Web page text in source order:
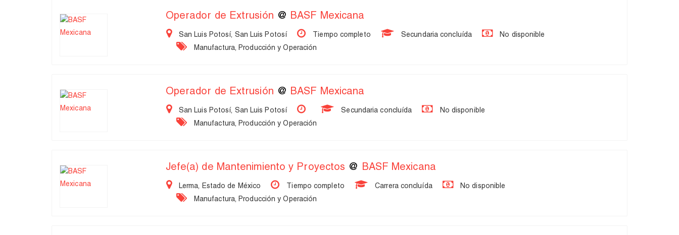
Operador de Extrusión @ BASF Mexicana
San Luis Potosí, San Luis Potosí Tiempo completo Secundaria concluída
No disponible
Manufactura, Producción y Operación
Operador de Extrusión @ BASF Mexicana
San Luis Potosí, San Luis Potosí Secundaria concluída
No disponible
Manufactura, Producción y Operación
Jefe(a) de Mantenimiento y Proyectos @ BASF Mexicana
Lerma, Estado de México Tiempo completo Carrera concluída
No disponible
Manufactura, Producción y Operación